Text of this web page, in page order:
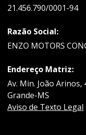
21.456.790/0001-94
Razão Social:
ENZO MOTORS
Endereço Matriz:
Av. Min. João Arinos,
Grande-MS
Aviso de Texto Legal